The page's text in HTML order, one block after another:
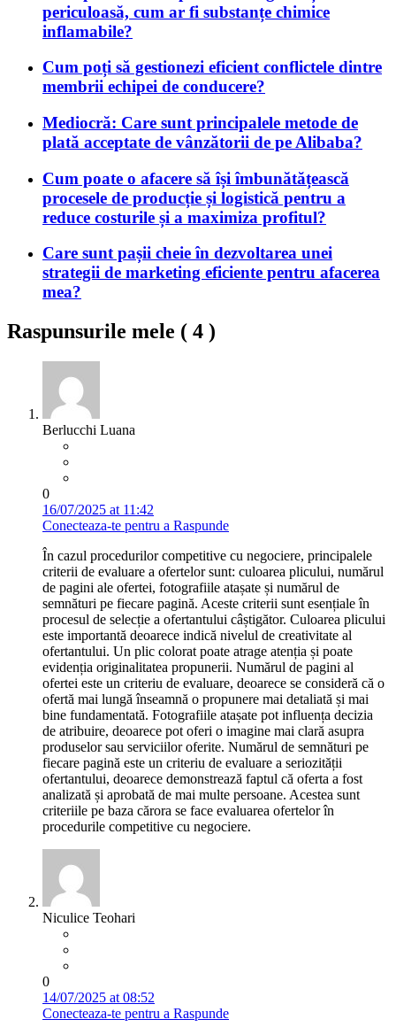
periculoasă, cum ar fi substanțe chimice
inflamabile?
Cum poți să gestionezi eficient conflictele dintre
membrii echipei de conducere?
Mediocră: Care sunt principalele metode de
plată acceptate de vânzătorii de pe Alibaba?
Cum poate o afacere să își îmbunătățească
procesele de producție și logistică pentru a
reduce costurile și a maximiza profitul?
Care sunt pașii cheie în dezvoltarea unei
strategii de marketing eficiente pentru afacerea
mea?
Raspunsurile mele ( 4 )
Berlucchi Luana
0
16/07/2025 at 11:42
Conecteaza-te pentru a Raspunde
În cazul procedurilor competitive cu negociere, principalele
criterii de evaluare a ofertelor sunt: culoarea plicului, numărul
de pagini ale ofertei, fotografiile atașate și numărul de
semnături pe fiecare pagină. Aceste criterii sunt esențiale în
procesul de selecție a ofertantului câștigător. Culoarea plicului
este importantă deoarece indică nivelul de creativitate al
ofertantului. Un plic colorat poate atrage atenția și poate
evidenția originalitatea propunerii. Numărul de pagini al
ofertei este un criteriu de evaluare, deoarece se consideră că o
ofertă mai lungă înseamnă o propunere mai detaliată și mai
bine fundamentată. Fotografiile atașate pot influența decizia
de atribuire, deoarece pot oferi o imagine mai clară asupra
produselor sau serviciilor oferite. Numărul de semnături pe
fiecare pagină este un criteriu de evaluare a seriozității
ofertantului, deoarece demonstrează faptul că oferta a fost
analizată și aprobată de mai multe persoane. Acestea sunt
criteriile pe baza cărora se face evaluarea ofertelor în
procedurile competitive cu negociere.
Niculice Teohari
0
14/07/2025 at 08:52
Conecteaza-te pentru a Raspunde